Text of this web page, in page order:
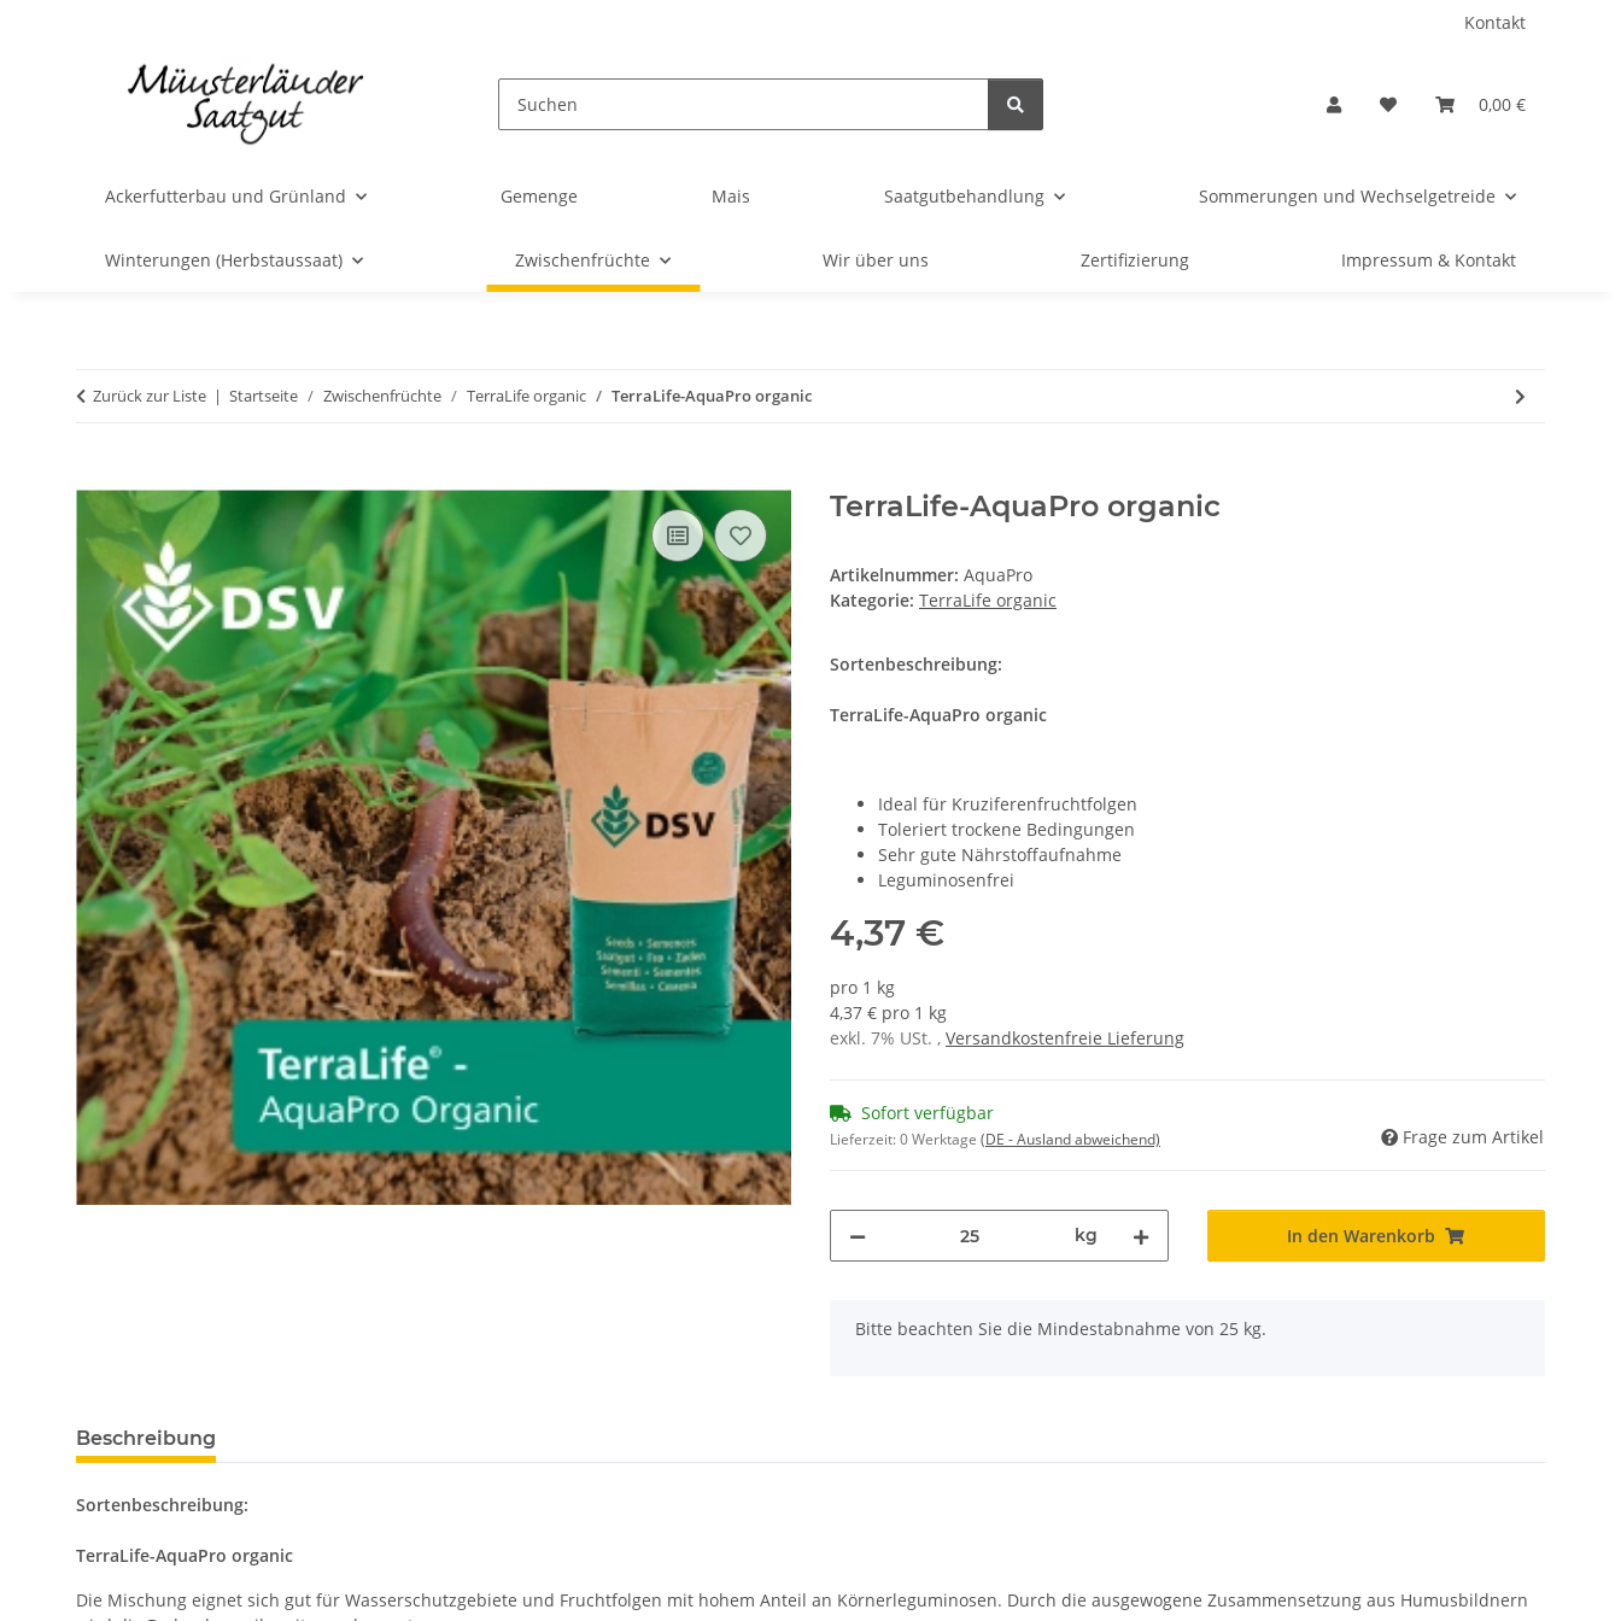
Kontakt
0,00 €
Ackerfutterbau und Grünland Gemenge Mais Saatgutbehandlung Sommerungen und Wechselgetreide
Winterungen (Herbstaussaat) Zwischenfrüchte Wir über uns Zertifizierung Impressum & Kontakt
Zurück zur Liste Startseite Zwischenfrüchte TerraLife organic TerraLife-AquaPro organic
TerraLife-AquaPro organic
Artikelnummer: AquaPro
Kategorie: TerraLife organic
Sortenbeschreibung:
TerraLife-AquaPro organic
Ideal für Kruziferenfruchtfolgen
Toleriert trockene Bedingungen
Sehr gute Nährstoffaufnahme
Leguminosenfrei
4,37 €
pro 1 kg
4,37 € pro 1 kg
exkl. 7% USt. , Versandkostenfreie Lieferung
Sofort verfügbar
Lieferzeit:0 Werktage (DE - Ausland abweichend) Frage zum Artikel
kg In den Warenkorb
x
Bitte beachten Sie die Mindestabnahme von 25 kg.
weitere Registerkarten anzeigen
Beschreibung
Sortenbeschreibung:
TerraLife-AquaPro organic
Die Mischung eignet sich gut für Wasserschutzgebiete und Fruchtfolgen mit hohem Anteil an Körnerleguminosen. Durch die ausgewogene Zusammensetzung aus Humusbildnern